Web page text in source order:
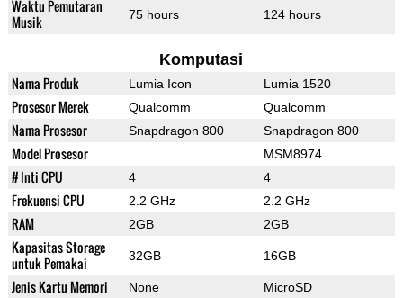
Waktu Pemutaran
Musik
75 hours 124 hours
Komputasi
Nama Produk Lumia Icon Lumia 1520
Prosesor Merek Qualcomm Qualcomm
Nama Prosesor Snapdragon 800 Snapdragon 800
Model Prosesor MSM8974
# Inti CPU 4 4
Frekuensi CPU 2.2 GHz 2.2 GHz
RAM 2GB 2GB
Kapasitas Storage
untuk Pemakai
32GB 16GB
Jenis Kartu Memori None MicroSD